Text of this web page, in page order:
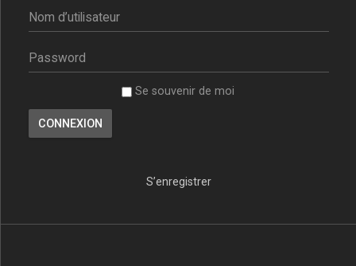
Se souvenir de moi
S’enregistrer